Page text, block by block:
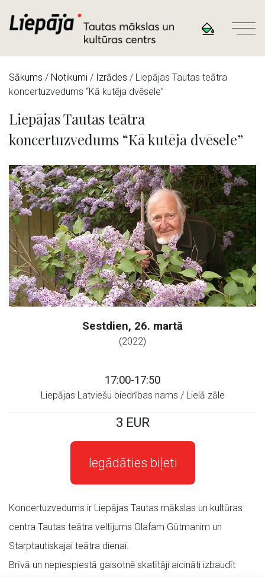
Sākums / Notikumi / Izrādes / Liepājas Tautas teātra
koncertuzvedums “Kā kutēja dvēsele”
Liepājas Tautas teātra
koncertuzvedums “Kā kutēja dvēsele”
Sestdien, 26. martā
(2022)
17:00-17:50
Liepājas Latviešu biedrības nams / Lielā zāle
3 EUR
Iegādāties biļeti
Koncertuzvedums ir Liepājas Tautas mākslas un kultūras
centra Tautas teātra veltījums Olafam Gūtmanim un
Starptautiskajai teātra dienai.
Brīvā un nepiespiestā gaisotnē skatītāji aicināti izbaudīt